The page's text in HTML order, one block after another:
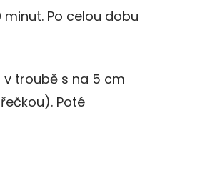
Po celou dobu
troubě s na 5 cm
Poté